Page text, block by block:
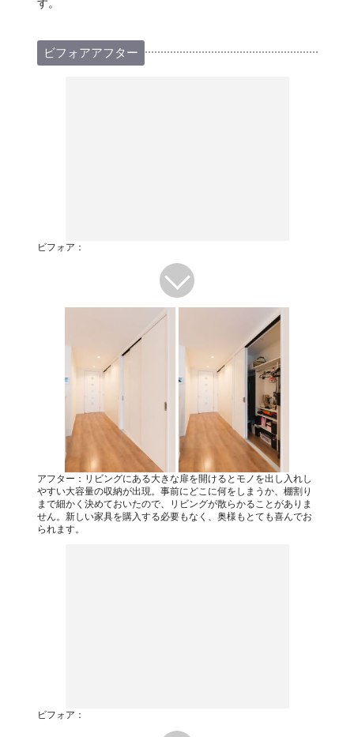
す。
ビフォアアフター
ビフォア：
アフター：リビングにある大きな扉を開けるとモノを出し入れし
やすい大容量の収納が出現。事前にどこに何をしまうか、棚割り
まで細かく決めておいたので、リビングが散らかることがありま
せん。新しい家具を購入する必要もなく、奥様もとても喜んでお
られます。
ビフォア：